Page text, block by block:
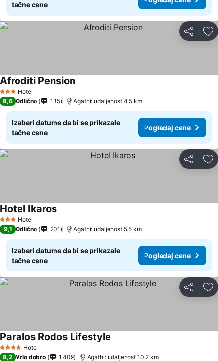
tačne cene
Deli
3 Zvezdice
Hotel
Afroditi Pension
8,6 Odlično 135 Agathi: udaljenost 4.5 km
Izaberi datume da bi se prikazale
tačne cene
Pogledaj cene
Deli
3 Zvezdice
Hotel
Hotel Ikaros
9,1 Odlično 201 Agathi: udaljenost 5.5 km
Izaberi datume da bi se prikazale
tačne cene
Pogledaj cene
Deli
4 ZvezdiceHotel
Paralos Rodos Lifestyle
8,2 Vrlo dobro 1.409 Agathi: udaljenost 10.2 km